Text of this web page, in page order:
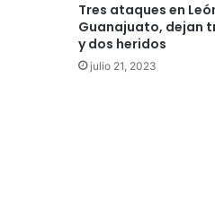
Tres ataques en
Guanajuato, dejan
y dos heridos
julio 21, 2023